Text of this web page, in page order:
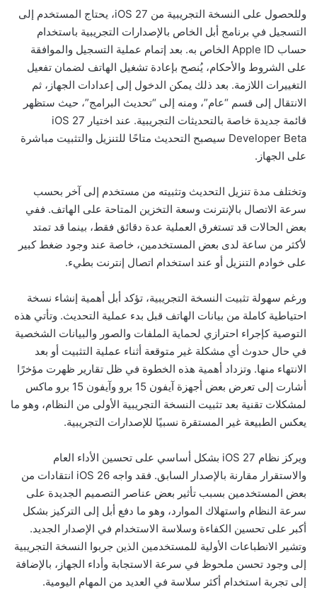
وللحصول على النسخة التجريبية من iOS 27، يحتاج المستخدم إلى
التسجيل في برنامج أبل الخاص بالإصدارات التجريبية باستخدام
حساب Apple ID الخاص به. بعد إتمام عملية التسجيل والموافقة
على الشروط والأحكام، يُنصح بإعادة تشغيل الهاتف لضمان تفعيل
التغييرات اللازمة. بعد ذلك يمكن الدخول إلى إعدادات الجهاز، ثم
الانتقال إلى قسم “عام”، ومنه إلى “تحديث البرامج”، حيث ستظهر
قائمة جديدة خاصة بالتحديثات التجريبية. عند اختيار iOS 27
Developer Beta سيصبح التحديث متاحًا للتنزيل والتثبيت مباشرة
على الجهاز.
وتختلف مدة تنزيل التحديث وتثبيته من مستخدم إلى آخر بحسب
سرعة الاتصال بالإنترنت وسعة التخزين المتاحة على الهاتف. ففي
بعض الحالات قد تستغرق العملية عدة دقائق فقط، بينما قد تمتد
لأكثر من ساعة لدى بعض المستخدمين، خاصة عند وجود ضغط كبير
على خوادم التنزيل أو عند استخدام اتصال إنترنت بطيء.
ورغم سهولة تثبيت النسخة التجريبية، تؤكد أبل أهمية إنشاء نسخة
احتياطية كاملة من بيانات الهاتف قبل بدء عملية التحديث. وتأتي هذه
التوصية كإجراء احترازي لحماية الملفات والصور والبيانات الشخصية
في حال حدوث أي مشكلة غير متوقعة أثناء عملية التثبيت أو بعد
الانتهاء منها. وتزداد أهمية هذه الخطوة في ظل تقارير ظهرت مؤخرًا
أشارت إلى تعرض بعض أجهزة آيفون 15 برو وآيفون 15 برو ماكس
لمشكلات تقنية بعد تثبيت النسخة التجريبية الأولى من النظام، وهو ما
يعكس الطبيعة غير المستقرة نسبيًا للإصدارات التجريبية.
ويركز نظام iOS 27 بشكل أساسي على تحسين الأداء العام
والاستقرار مقارنة بالإصدار السابق. فقد واجه iOS 26 انتقادات من
بعض المستخدمين بسبب تأثير بعض عناصر التصميم الجديدة على
سرعة النظام واستهلاك الموارد، وهو ما دفع أبل إلى التركيز بشكل
أكبر على تحسين الكفاءة وسلاسة الاستخدام في الإصدار الجديد.
وتشير الانطباعات الأولية للمستخدمين الذين جربوا النسخة التجريبية
إلى وجود تحسن ملحوظ في سرعة الاستجابة وأداء الجهاز، بالإضافة
إلى تجربة استخدام أكثر سلاسة في العديد من المهام اليومية.